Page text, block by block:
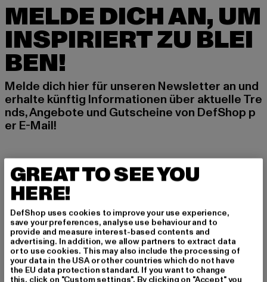
MELDE DICH AN, UM
INSPIRIERT ZU BLEI
BEN!
Melde dich hier für unseren Newsletter an und
erhalte künftig Informationen über aktuelle Tre
nds, Angebote und Gutscheine von DefShop p
er E-Mail!
An welchen Produkten bist du interessiert?
MÄNNER
FRAUEN
E-MAIL
ANMELDEN
GREAT TO SEE YOU
HERE!
DefShop uses cookies to improve your use experience,
save your preferences, analyse use behaviour and to
provide and measure interest-based contents and
advertising. In addition, we allow partners to extract data
or to use cookies. This may also include the processing of
your data in the USA or other countries which do not have
the EU data protection standard. If you want to change
this, click on "Custom settings". By clicking on "Accept" you